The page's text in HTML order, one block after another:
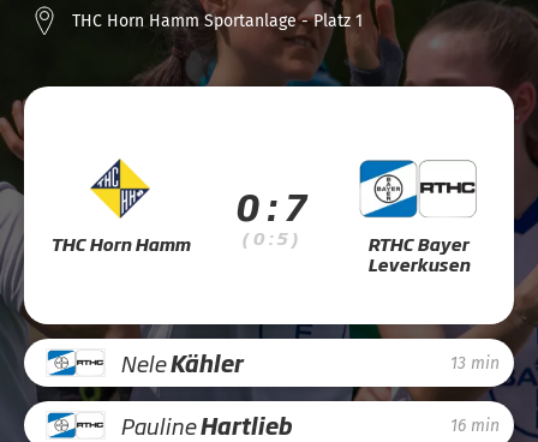
THC Horn Hamm Sportanlage - Platz 1
THC Horn Hamm
0 : 7
( 0 : 5 )
RTHC Bayer
Leverkusen
NeleKähler 13 min
PaulineHartlieb 16 min